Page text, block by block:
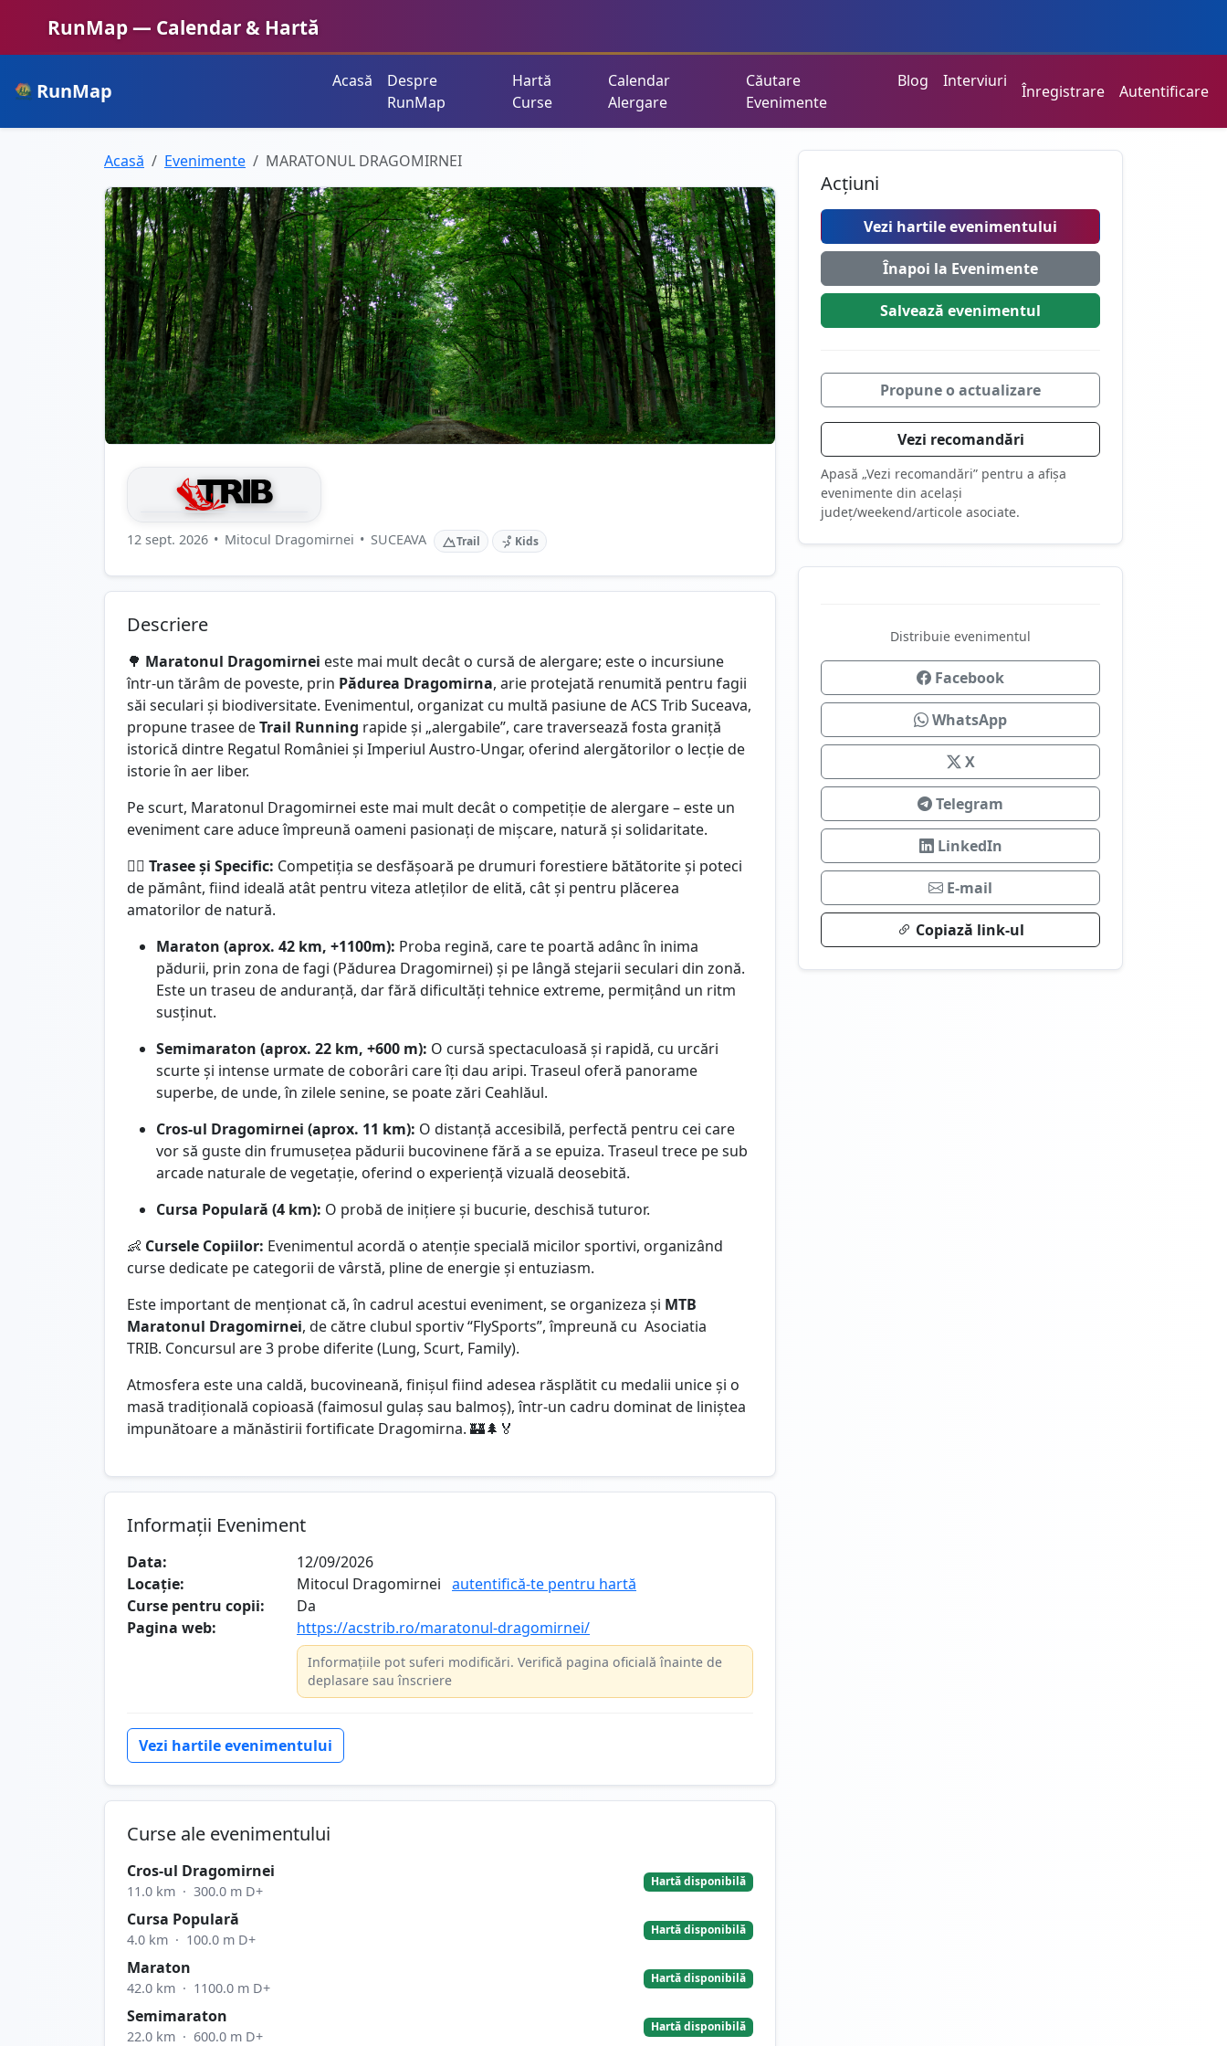
RunMap — Calendar & Hartă
RunMap Acasă
Despre
RunMap
Hartă
Curse
Calendar
Alergare
Căutare
Evenimente
Blog Interviuri
Înregistrare Autentificare
Acasă Evenimente MARATONUL DRAGOMIRNEI
12 sept. 2026 • Mitocul Dragomirnei • SUCEAVA Trail Kids
Descriere
🌳 Maratonul Dragomirnei este mai mult decât o cursă de alergare; este o incursiune
într-un tărâm de poveste, prin Pădurea Dragomirna, arie protejată renumită pentru fagii
săi seculari și biodiversitate. Evenimentul, organizat cu multă pasiune de ACS Trib Suceava,
propune trasee deTrail Running rapide și „alergabile”, care traversează fosta graniță
istorică dintre Regatul României și Imperiul Austro-Ungar, oferind alergătorilor o lecție de
istorie în aer liber.
Pe scurt, Maratonul Dragomirnei este mai mult decât o competiție de alergare – este un
eveniment care aduce împreună oameni pasionați de mișcare, natură și solidaritate.
🏃‍♂️ Trasee și Specific: Competiția se desfășoară pe drumuri forestiere bătătorite și poteci
de pământ, fiind ideală atât pentru viteza atleților de elită, cât și pentru plăcerea
amatorilor de natură.
Maraton (aprox. 42 km, +1100m): Proba regină, care te poartă adânc în inima
pădurii, prin zona de fagi (Pădurea Dragomirnei) și pe lângă stejarii seculari din zonă.
Este un traseu de anduranță, dar fără dificultăți tehnice extreme, permițând un ritm
susținut.
Semimaraton (aprox. 22 km, +600 m): O cursă spectaculoasă și rapidă, cu urcări
scurte și intense urmate de coborâri care îți dau aripi. Traseul oferă panorame
superbe, de unde, în zilele senine, se poate zări Ceahlăul.
Cros-ul Dragomirnei (aprox. 11 km): O distanță accesibilă, perfectă pentru cei care
vor să guste din frumusețea pădurii bucovinene fără a se epuiza. Traseul trece pe sub
arcade naturale de vegetație, oferind o experiență vizuală deosebită.
Cursa Populară (4 km): O probă de inițiere și bucurie, deschisă tuturor.
👶 Cursele Copiilor: Evenimentul acordă o atenție specială micilor sportivi, organizând
curse dedicate pe categorii de vârstă, pline de energie și entuziasm.
Este important de menționat că, în cadrul acestui eveniment, se organizeza și MTB
Maratonul Dragomirnei, de către clubul sportiv “FlySports”, împreună cu Asociatia
TRIB. Concursul are 3 probe diferite (Lung, Scurt, Family).
Atmosfera este una caldă, bucovineană, finișul fiind adesea răsplătit cu medalii unice și o
masă tradițională copioasă (faimosul gulaș sau balmoș), într-un cadru dominat de liniștea
impunătoare a mănăstirii fortificate Dragomirna. 🏰🌲🏅
Informații Eveniment
Data:
12/09/2026
Locație:
Mitocul Dragomirnei autentifică-te pentru hartă
Curse pentru copii:
Da
Pagina web:
https://acstrib.ro/maratonul-dragomirnei/
Informațiile pot suferi modificări. Verifică pagina oficială înainte de
deplasare sau înscriere
Vezi hartile evenimentului
Curse ale evenimentului
Cros-ul Dragomirnei
11.0 km · 300.0 m D+
Hartă disponibilă
Cursa Populară
4.0 km · 100.0 m D+
Hartă disponibilă
Maraton
42.0 km · 1100.0 m D+
Hartă disponibilă
Semimaraton
22.0 km · 600.0 m D+
Hartă disponibilă
Acțiuni
Vezi hartile evenimentului
Înapoi la Evenimente
Salvează evenimentul
Propune o actualizare
Vezi recomandări
Apasă „Vezi recomandări” pentru a afișa
evenimente din același
județ/weekend/articole asociate.
Distribuie evenimentul
Facebook
WhatsApp
X
Telegram
LinkedIn
E-mail
Copiază link-ul